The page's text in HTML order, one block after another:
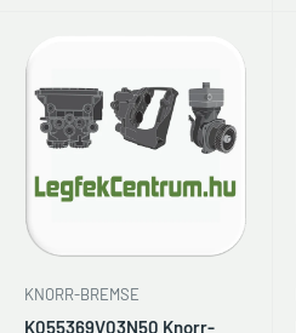
KNORR-BREMSE
K055369V03N50 Knorr-